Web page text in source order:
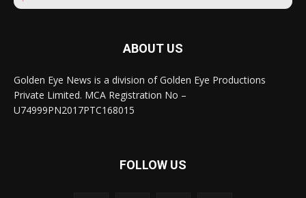
ABOUT US
Golden Eye News is a division of Golden Eye Productions
Private Limited. MCA Registration No –
U74999PN2017PTC168015
FOLLOW US